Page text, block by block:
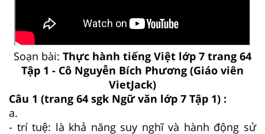
Soạn bài: Thực hành tiếng Việt lớp 7 trang 64
Tập 1 - Cô Nguyễn Bích Phương (Giáo viên
VietJack)
Câu 1 (trang 64 sgk Ngữ văn lớp 7 Tập 1) :
a.
- trí tuệ: là khả năng suy nghĩ và hành động sử